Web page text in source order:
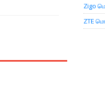
Zigo
ZTE